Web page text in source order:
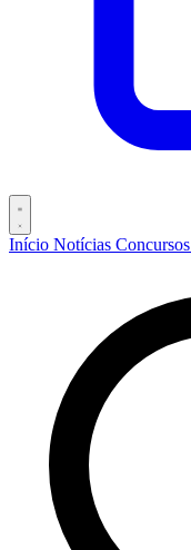
Início Notícias Concursos